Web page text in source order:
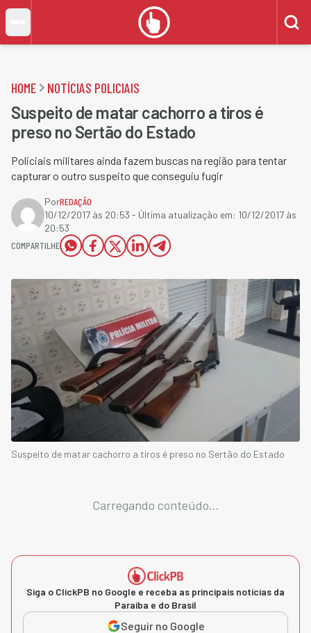
HOME NOTÍCIAS POLICIAIS
Suspeito de matar cachorro a tiros é
preso no Sertão do Estado
Policiais militares ainda fazem buscas na região para tentar
capturar o outro suspeito que conseguiu fugir
PorREDAÇÃO
10/12/2017 às 20:53 - Última atualização em: 10/12/2017 às
20:53
COMPARTILHE
Suspeito de matar cachorro a tiros é preso no Sertão do Estado
Carregando conteúdo...
Siga o ClickPB no Google e receba as principais notícias da
Paraíba e do Brasil
Seguir no Google